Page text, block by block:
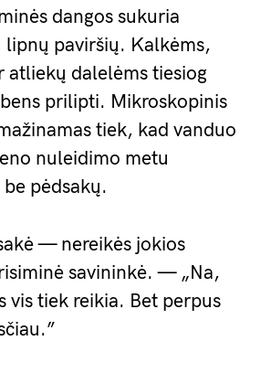
dangos sukuria
lipnų paviršių. Kalkėms,
atliekų dalelėms tiesiog
prilipti. Mikroskopinis
tiek, kad vanduo
nuleidimo metu
pėdsakų.
— nereikės jokios
savininkė. — „Na,
vis tiek reikia. Bet perpus